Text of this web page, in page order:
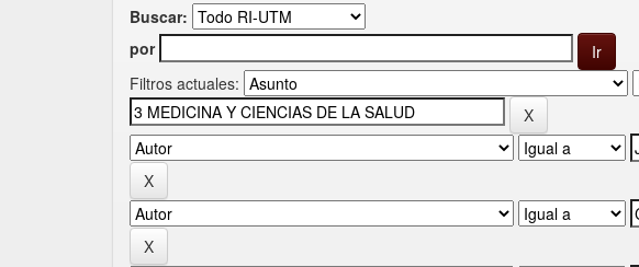
Buscar:
por
Filtros actuales: